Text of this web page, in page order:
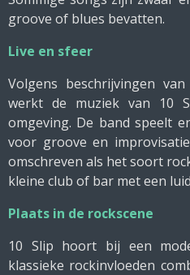
groove of blues bevatten.
Live en sfeer
Volgens beschrijvingen
werkt de muziek van 10
omgeving. De band speelt
voor groove en
omschreven als het soort
kleine club of bar met een
Plaats in de rockscene
10 Slip hoort bij een
klassieke rockinvloeden